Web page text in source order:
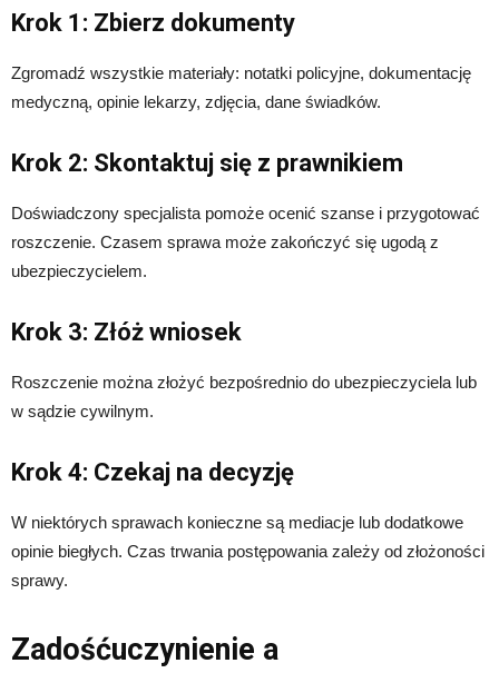
Krok 1: Zbierz dokumenty
Zgromadź wszystkie materiały: notatki policyjne, dokumentację
medyczną, opinie lekarzy, zdjęcia, dane świadków.
Krok 2: Skontaktuj się z prawnikiem
Doświadczony specjalista pomoże ocenić szanse i przygotować
roszczenie. Czasem sprawa może zakończyć się ugodą z
ubezpieczycielem.
Krok 3: Złóż wniosek
Roszczenie można złożyć bezpośrednio do ubezpieczyciela lub
w sądzie cywilnym.
Krok 4: Czekaj na decyzję
W niektórych sprawach konieczne są mediacje lub dodatkowe
opinie biegłych. Czas trwania postępowania zależy od złożoności
sprawy.
Zadośćuczynienie a